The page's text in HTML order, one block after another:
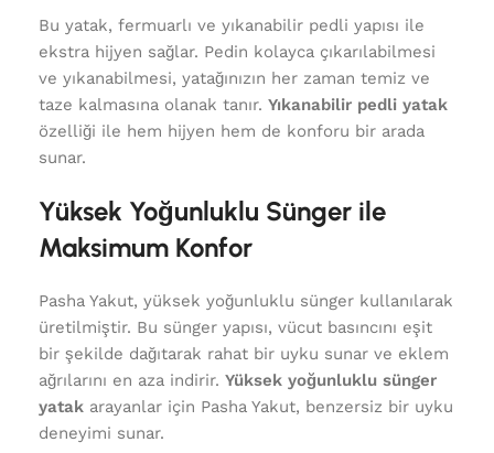
Bu yatak, fermuarlı ve yıkanabilir pedli yapısı ile
ekstra hijyen sağlar. Pedin kolayca çıkarılabilmesi
ve yıkanabilmesi, yatağınızın her zaman temiz ve
taze kalmasına olanak tanır. Yıkanabilir pedli yatak
özelliği ile hem hijyen hem de konforu bir arada
sunar.
Yüksek Yoğunluklu Sünger ile
Maksimum Konfor
Pasha Yakut, yüksek yoğunluklu sünger kullanılarak
üretilmiştir. Bu sünger yapısı, vücut basıncını eşit
bir şekilde dağıtarak rahat bir uyku sunar ve eklem
ağrılarını en aza indirir. Yüksek yoğunluklu sünger
yatak arayanlar için Pasha Yakut, benzersiz bir uyku
deneyimi sunar.